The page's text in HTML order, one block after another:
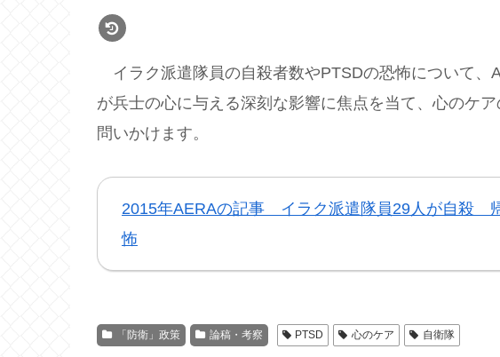
イラク派遣隊員の自殺者数やPTSDの恐怖について、
が兵士の心に与える深刻な影響に焦点を当て、心のケ
問いかけます。
2015年AERAの記事 イラク派遣隊員29人が自殺
怖
「防衛」政策 論稿・考察 PTSD 心のケア 自衛隊